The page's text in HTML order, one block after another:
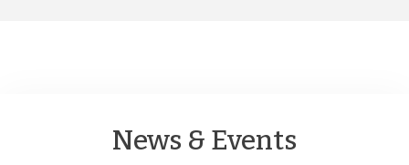
News & Events